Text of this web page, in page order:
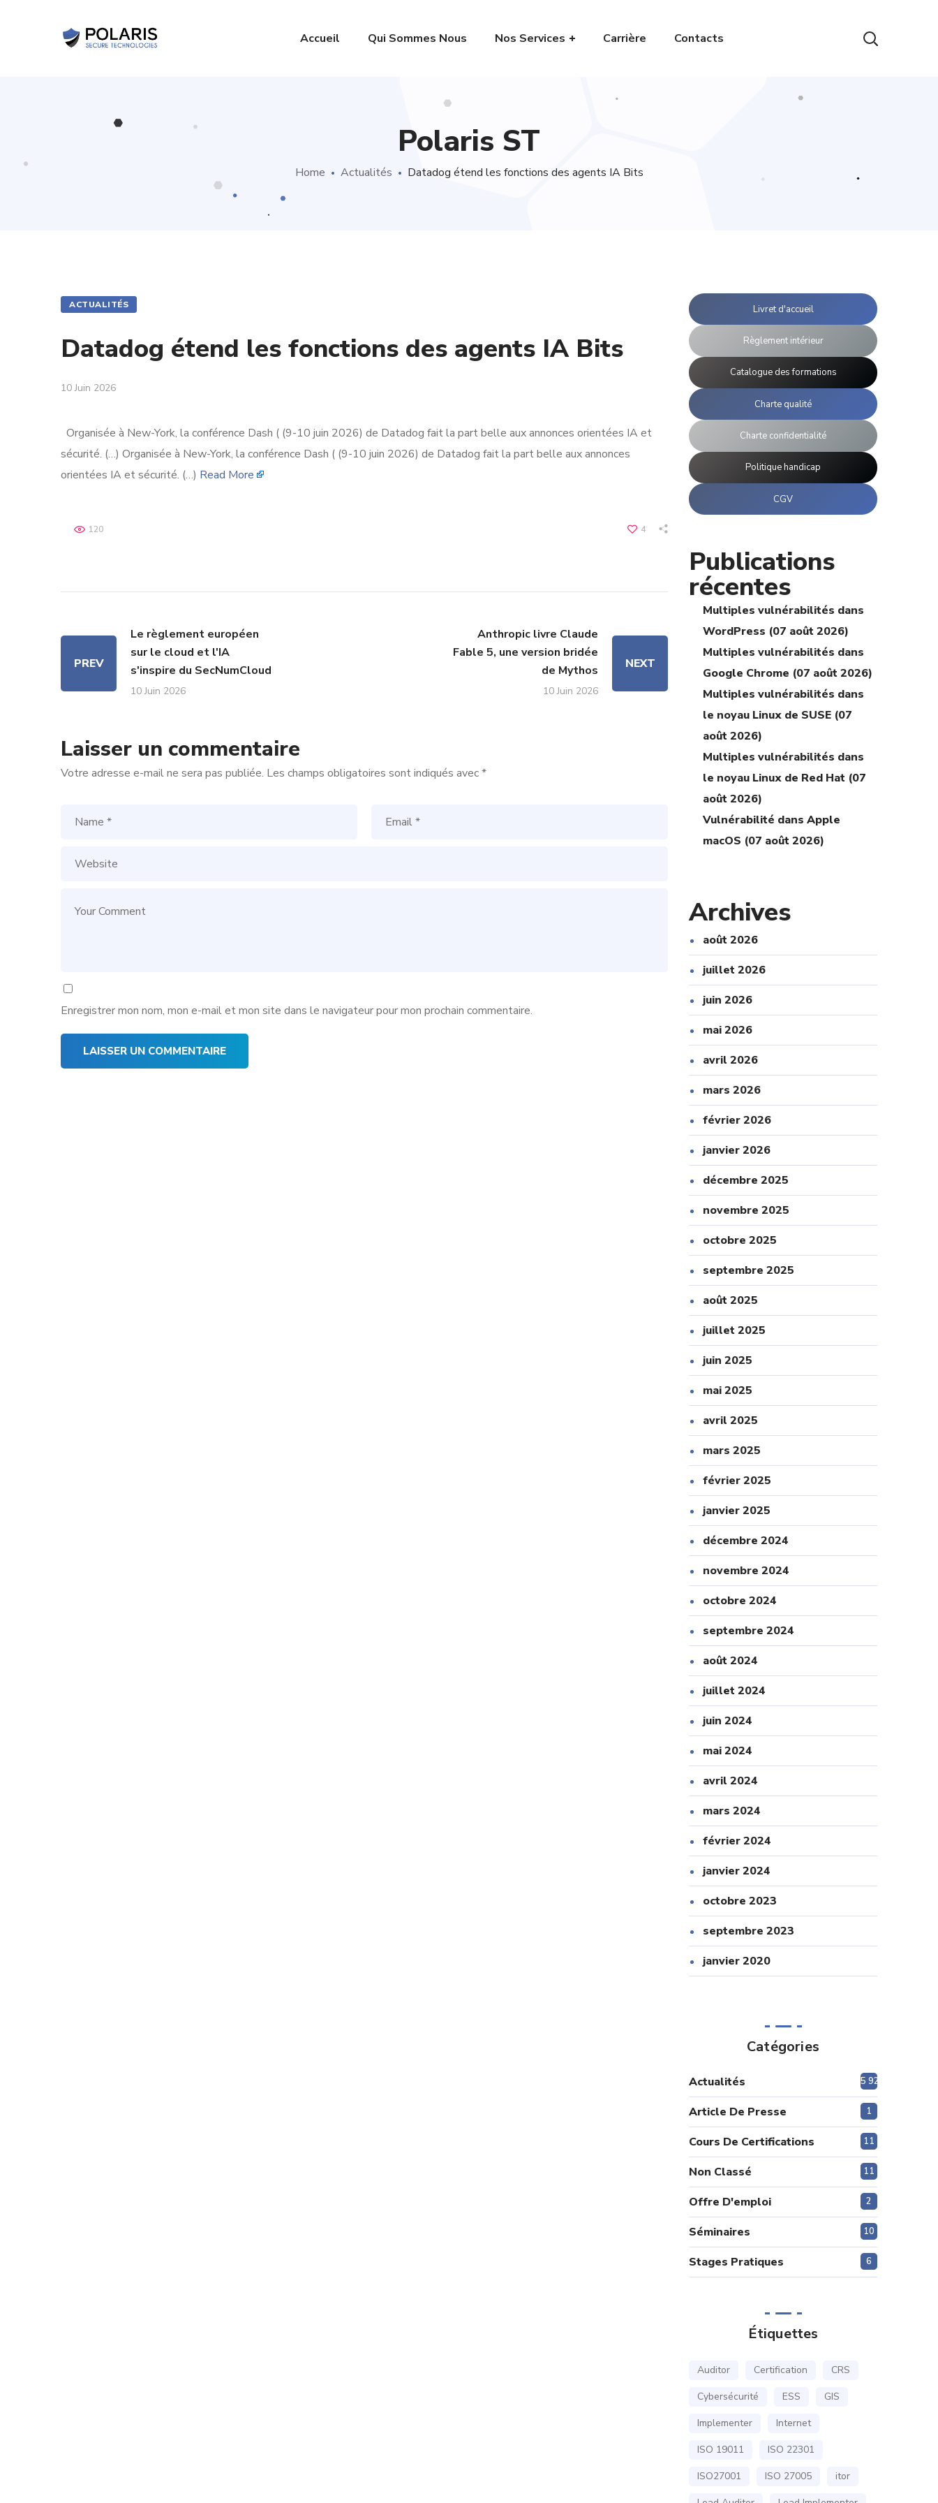
Accueil Qui Sommes Nous Nos Services Carrière Contacts
Polaris ST
Home Actualités Datadog étend les fonctions des agents IA Bits
ACTUALITÉS
Datadog étend les fonctions des agents IA Bits
10 Juin 2026
Organisée à New-York, la conférence Dash ( (9-10 juin 2026) de Datadog fait la part belle aux annonces orientées IA et
sécurité. (…) Organisée à New-York, la conférence Dash ( (9-10 juin 2026) de Datadog fait la part belle aux annonces
orientées IA et sécurité. (…) Read More
4
120
PREV
Le règlement européen
sur le cloud et l'IA
s'inspire du SecNumCloud
10 Juin 2026
Anthropic livre Claude
Fable 5, une version bridée
de Mythos
10 Juin 2026
NEXT
Laisser un commentaire
Votre adresse e-mail ne sera pas publiée. Les champs obligatoires sont indiqués avec*
Enregistrer mon nom, mon e-mail et mon site dans le navigateur pour mon prochain commentaire.
Livret d'accueil
Règlement intérieur
Catalogue des formations
Charte qualité
Charte confidentialité
Politique handicap
CGV
Publications
récentes
Multiples vulnérabilités dans
WordPress (07 août 2026)
Multiples vulnérabilités dans
Google Chrome (07 août 2026)
Multiples vulnérabilités dans
le noyau Linux de SUSE (07
août 2026)
Multiples vulnérabilités dans
le noyau Linux de Red Hat (07
août 2026)
Vulnérabilité dans Apple
macOS (07 août 2026)
Archives
août 2026
juillet 2026
juin 2026
mai 2026
avril 2026
mars 2026
février 2026
janvier 2026
décembre 2025
novembre 2025
octobre 2025
septembre 2025
août 2025
juillet 2025
juin 2025
mai 2025
avril 2025
mars 2025
février 2025
janvier 2025
décembre 2024
novembre 2024
octobre 2024
septembre 2024
août 2024
juillet 2024
juin 2024
mai 2024
avril 2024
mars 2024
février 2024
janvier 2024
octobre 2023
septembre 2023
janvier 2020
Catégories
Actualités 5 920
Article De Presse 1
Cours De Certifications 11
Non Classé 11
Offre D'emploi 2
Séminaires 10
Stages Pratiques 6
Étiquettes
Auditor Certification
CRS
Cybersécurité
ESS
GIS
Implementer
Internet
ISO 19011
ISO 22301
ISO27001
ISO 27005
itor